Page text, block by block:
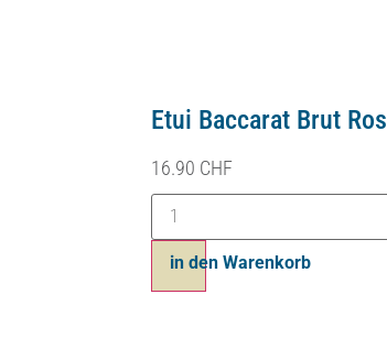
Etui Baccarat Brut
16.90 CHF
Ajouter au panier